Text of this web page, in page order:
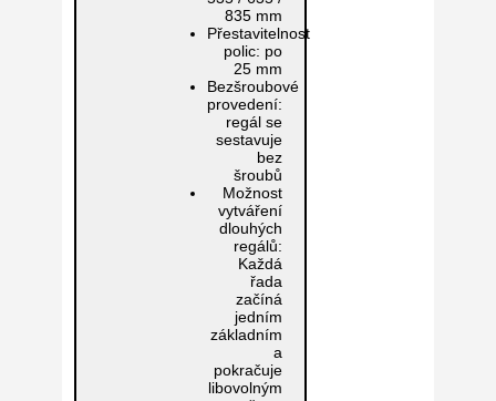
835 mm
Přestavitelnost
polic: po
25 mm
Bezšroubové
provedení:
regál se
sestavuje
bez
šroubů
Možnost
vytváření
dlouhých
regálů:
Každá
řada
začíná
jedním
základním
a
pokračuje
libovolným